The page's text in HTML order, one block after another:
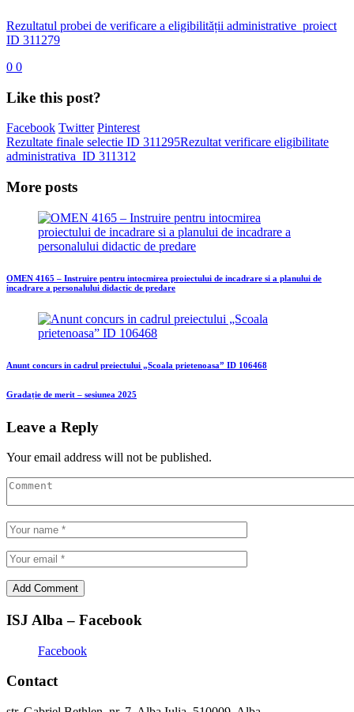
Rezultatul probei de verificare a eligibilității administrative_proiect
ID 311279
0 0
Like this post?
Facebook Twitter Pinterest
Rezultate finale selectie ID 311295Rezultat verificare eligibilitate
administrativa_ID 311312
More posts
OMEN 4165 – Instruire pentru intocmirea proiectului de incadrare si a planului de
incadrare a personalului didactic de predare
Anunt concurs in cadrul preiectului „Scoala prietenoasa” ID 106468
Gradație de merit – sesiunea 2025
Leave a Reply
Your email address will not be published.
ISJ Alba – Facebook
Facebook
Contact